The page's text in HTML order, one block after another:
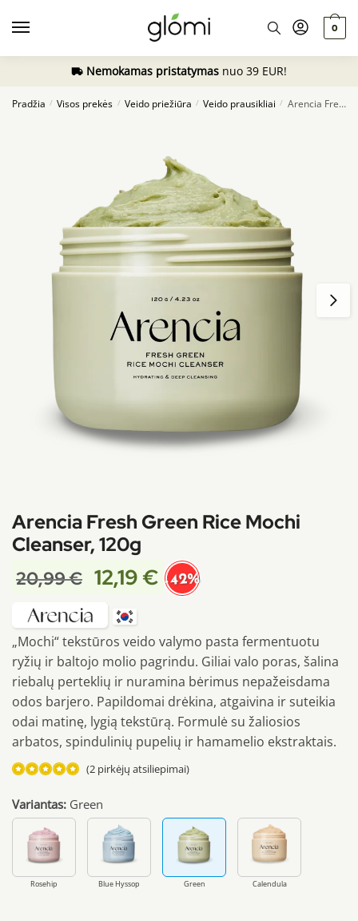
0
Nemokamas pristatymas nuo 39 EUR!
Pradžia / Visos prekės / Veido priežiūra / Veido prausikliai / Arencia Fresh Green Rice Mochi Cleanser, 120g
Arencia Fresh Green Rice Mochi
Cleanser, 120g
20,99€ 12,19 € -42%
„Mochi“ tekstūros veido valymo pasta fermentuotu
ryžių ir baltojo molio pagrindu. Giliai valo poras, šalina
riebalų perteklių ir nuramina bėrimus nepažeisdama
odos barjero. Papildomai drėkina, atgaivina ir suteikia
odai matinę, lygią tekstūrą. Formulė su žaliosios
arbatos, spindulinių pupelių ir hamamelio ekstraktais.
5.00iš 5
(viso
įvertinimų:
(2 pirkėjų atsiliepimai)
Variantas: Green
Rosehip Blue Hyssop Green Calendula